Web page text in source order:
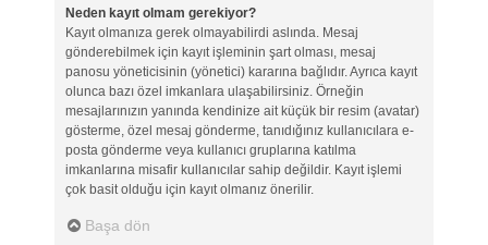
Neden kayıt olmam gerekiyor?
Kayıt olmanıza gerek olmayabilirdi aslında. Mesaj
gönderebilmek için kayıt işleminin şart olması, mesaj
panosu yöneticisinin (yönetici) kararına bağlıdır. Ayrıca kayıt
olunca bazı özel imkanlara ulaşabilirsiniz. Örneğin
mesajlarınızın yanında kendinize ait küçük bir resim (avatar)
gösterme, özel mesaj gönderme, tanıdığınız kullanıcılara e-
posta gönderme veya kullanıcı gruplarına katılma
imkanlarına misafir kullanıcılar sahip değildir. Kayıt işlemi
çok basit olduğu için kayıt olmanız önerilir.
Başa dön